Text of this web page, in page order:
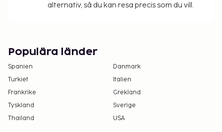
alternativ, så du kan resa precis som du vill.
Populära länder
Spanien
Danmark
Turkiet
Italien
Frankrike
Grekland
Tyskland
Sverige
Thailand
USA